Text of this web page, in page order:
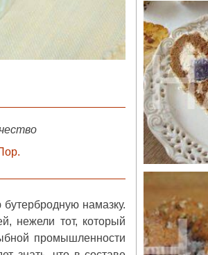
намазку.
нежели тот, который
промышленности